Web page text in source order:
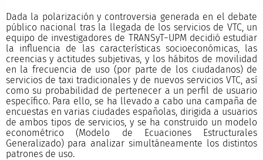
Dada la polarización y controversia generada en el debate
público nacional tras la llegada de los servicios de VTC, un
equipo de investigadores de TRANSyT−UPM decidió estudiar
la influencia de las características socioeconómicas, las
creencias y actitudes subjetivas, y los hábitos de movilidad
en la frecuencia de uso (por parte de los ciudadanos) de
servicios de taxi tradicionales y de nuevos servicios VTC, así
como su probabilidad de pertenecer a un perfil de usuario
específico. Para ello, se ha llevado a cabo una campaña de
encuestas en varias ciudades españolas, dirigida a usuarios
de ambos tipos de servicios, y se ha construido un modelo
econométrico (Modelo de Ecuaciones Estructurales
Generalizado) para analizar simultáneamente los distintos
patrones de uso.